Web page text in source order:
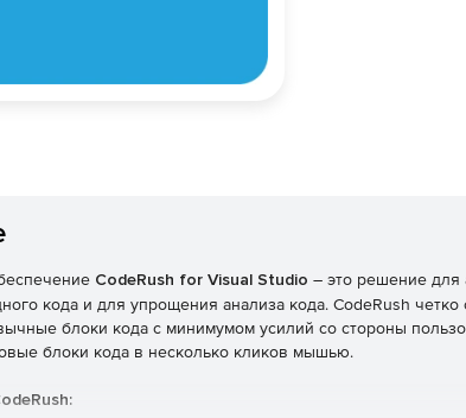
CodeRush for Visual Studio – это решение для
кода и для упрощения анализа кода. CodeRush четко
блоки кода с минимумом усилий со стороны
блоки кода в несколько кликов мышью.